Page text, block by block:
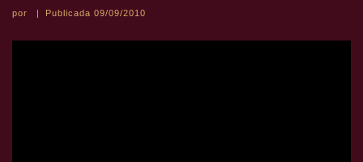
por | Publicada 09/09/2010